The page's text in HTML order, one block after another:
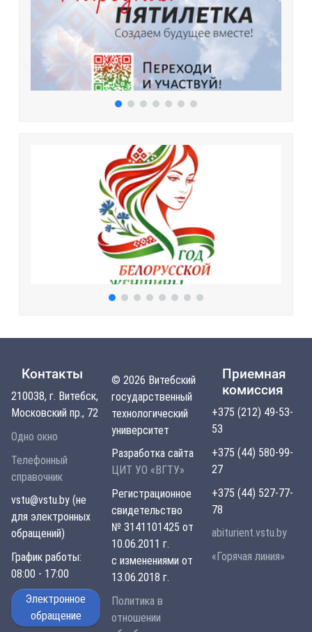
Контакты
210038, г. Витебск,
Московский пр., 72
Одно окно
Телефонный
справочник
vstu@vstu.by (не
для электронных
обращений)
График работы:
08:00 - 17:00
Электронное
обращение
© 2026 Витебский
государственный
технологический
университет
Разработка сайта
ЦИТ УО «ВГТУ»
Регистрационное
свидетельство
№ 3141101425 от
10.06.2011 г.
с изменениями от
13.06.2018 г.
Политика в
отношении
Приемная
комиссия
+375 (212) 49-53-
53
+375 (44) 580-99-
27
+375 (44) 527-77-
78
abiturient.vstu.by
«Горячая линия»